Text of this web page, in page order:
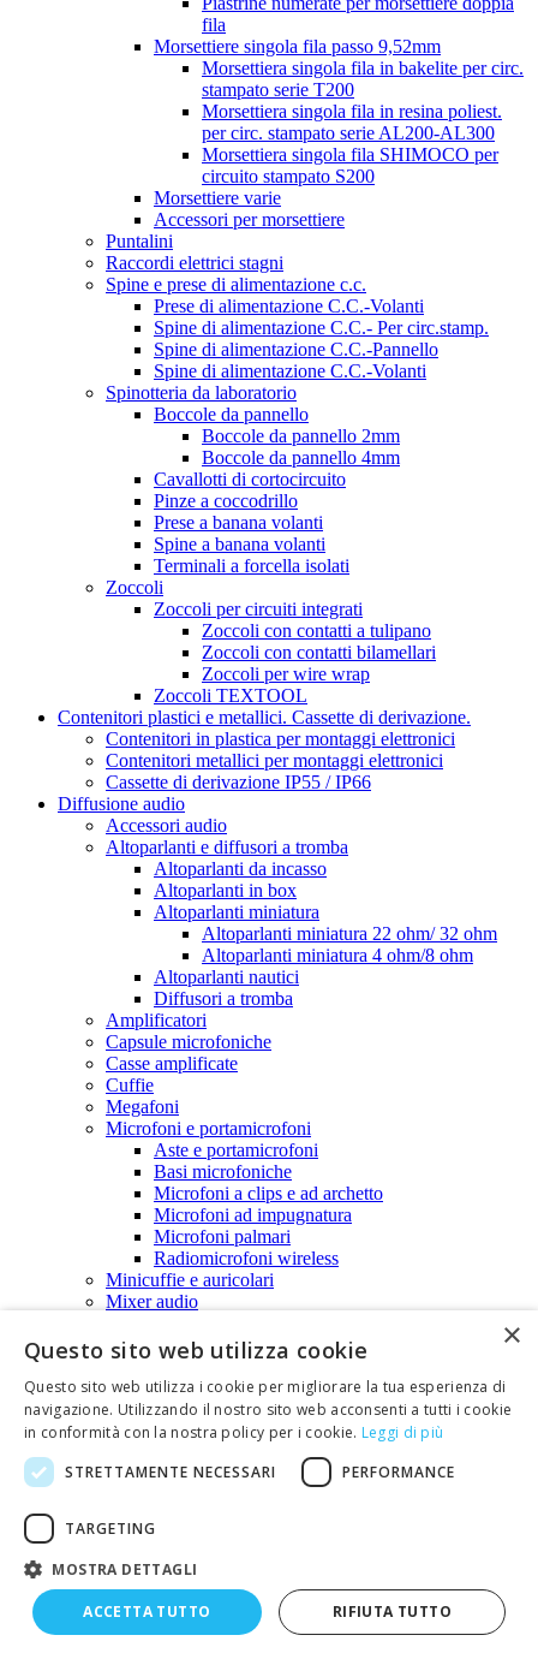
fila
Morsettiere singola fila passo 9,52mm
Morsettiera singola fila in bakelite per circ.
stampato serie T200
Morsettiera singola fila in resina poliest.
per circ. stampato serie AL200-AL300
Morsettiera singola fila SHIMOCO per
circuito stampato S200
Morsettiere varie
Accessori per morsettiere
Puntalini
Raccordi elettrici stagni
Spine e prese di alimentazione c.c.
Prese di alimentazione C.C.-Volanti
Spine di alimentazione C.C.- Per circ.stamp.
Spine di alimentazione C.C.-Pannello
Spine di alimentazione C.C.-Volanti
Spinotteria da laboratorio
Boccole da pannello
Boccole da pannello 2mm
Boccole da pannello 4mm
Cavallotti di cortocircuito
Pinze a coccodrillo
Prese a banana volanti
Spine a banana volanti
Terminali a forcella isolati
Zoccoli
Zoccoli per circuiti integrati
Zoccoli con contatti a tulipano
Zoccoli con contatti bilamellari
Zoccoli per wire wrap
Zoccoli TEXTOOL
Contenitori plastici e metallici. Cassette di derivazione.
Contenitori in plastica per montaggi elettronici
Contenitori metallici per montaggi elettronici
Cassette di derivazione IP55 / IP66
Diffusione audio
Accessori audio
Altoparlanti e diffusori a tromba
Altoparlanti da incasso
Altoparlanti in box
Altoparlanti miniatura
Altoparlanti miniatura 22 ohm/ 32 ohm
Altoparlanti miniatura 4 ohm/8 ohm
Altoparlanti nautici
Diffusori a tromba
Amplificatori
Capsule microfoniche
Casse amplificate
Cuffie
Megafoni
Microfoni e portamicrofoni
Aste e portamicrofoni
Basi microfoniche
Microfoni a clips e ad archetto
Microfoni ad impugnatura
Microfoni palmari
Radiomicrofoni wireless
Minicuffie e auricolari
Mixer audio
Display e scritte scorrevoli
Display a matrice
Scritte scorrevoli
Dissipatori e isolatori
Isolatori per transistor
Citofoni e videocitofoni
Controllo accessi
Sensori di movimento
Scacciatopi, scacciamosche, scacciacani e
×
Questo sito web utilizza cookie
Questo sito web utilizza i cookie per migliorare la tua esperienza di
navigazione. Utilizzando il nostro sito web acconsenti a tutti i cookie
in conformità con la nostra policy per i cookie. Leggi di più
STRETTAMENTE NECESSARI
PERFORMANCE
TARGETING
MOSTRA DETTAGLI
ACCETTA TUTTO RIFIUTA TUTTO